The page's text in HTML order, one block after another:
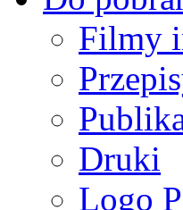
Filmy
Druki
Logo